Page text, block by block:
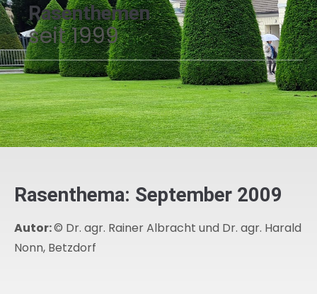
Rasenthemen
seit 1999
Rasenthema: September 2009
Autor:© Dr. agr. Rainer Albracht und Dr. agr. Harald
Nonn, Betzdorf